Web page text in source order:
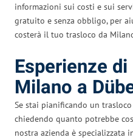
informazioni sui costi e sui
gratuito e senza obbligo, per
costerà il tuo trasloco da
Esperienze
Milano a
Se stai pianificando un
chiedendo quanto potrebbe
nostra azienda è specializzata